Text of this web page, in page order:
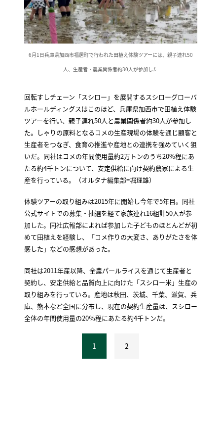
6月1日兵庫県加西市福居町で行われた田植え体験ツアーには、親子連れ50
人、生産者・農業関係者約30人が参加した
回転すしチェーン「スシロー」を展開するスシローグローバ
ルホールディングスはこのほど、兵庫県加西市で田植え体験
ツアーを行い、親子連れ50人と農業関係者約30人が参加し
た。しゃりの原料となるコメの生産現場の体験を通じ顧客と
生産者をつなぎ、食育の推進や産地との連携を強めていく狙
いだ。同社はコメの年間使用量約2万トンのうち20%程にあ
たる約4千トンについて、安定供給に向け契約農家による生
産を行っている。（オルタナ編集部=堀理雄）
体験ツアーの取り組みは2015年に開始し今年で5年目。同社
公式サイトでの募集・抽選を経て家族連れ16組計50人が参
加した。同社広報部によれば参加した子どものほとんどが初
めて田植えを経験し、「コメ作りの大変さ、ありがたさを体
感した」などの感想があった。
同社は2011年産以降、全農パールライスを通じて生産者と
契約し、安定供給と品質向上に向けた「スシロー米」生産の
取り組みを行っている。産地は秋田、茨城、千葉、滋賀、兵
庫、熊本など全国に分布し、現在の契約生産量は、スシロー
全体の年間使用量の20％程にあたる約4千トンだ。
1 2